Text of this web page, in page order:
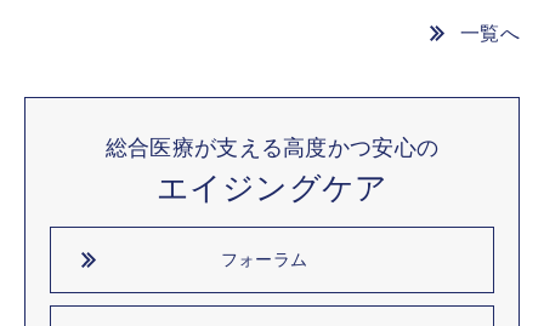
一覧へ
総合医療が支える高度かつ安心の
エイジングケア
フォーラム